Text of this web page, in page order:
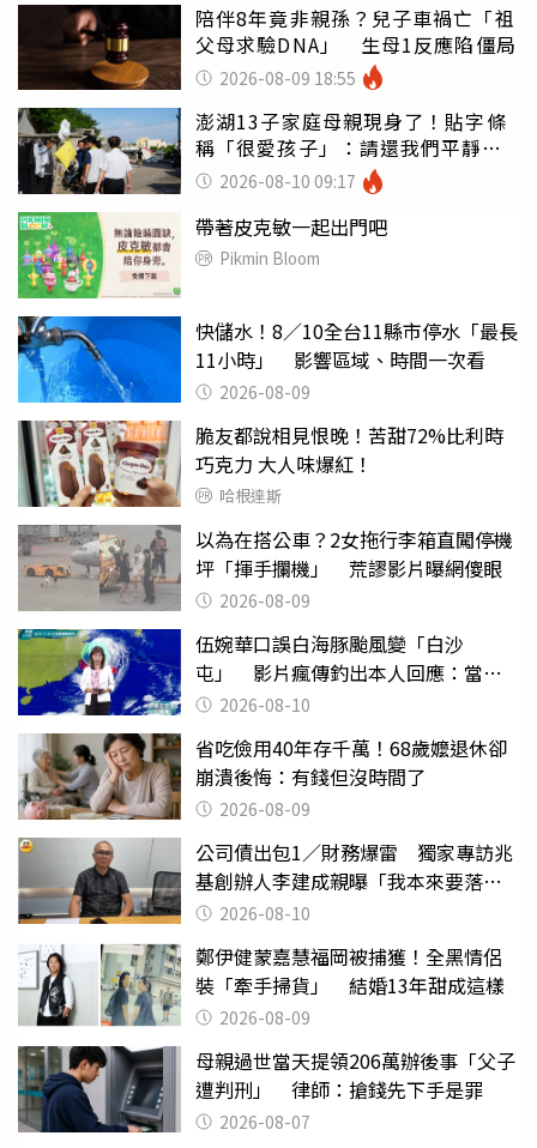
陪伴8年竟非親孫？兒子車禍亡「祖
父母求驗DNA」 生母1反應陷僵局
2026-08-09 18:55
澎湖13子家庭母親現身了！貼字條
稱「很愛孩子」：請還我們平靜生
活 2026-08-10 09:17
帶著皮克敏一起出門吧
Pikmin Bloom
快儲水！8／10全台11縣市停水「最長
11小時」 影響區域、時間一次看
2026-08-09
脆友都說相見恨晚！苦甜72%比利時
巧克力 大人味爆紅！
哈根達斯
以為在搭公車？2女拖行李箱直闖停機
坪「揮手攔機」 荒謬影片曝網傻眼
2026-08-09
伍婉華口誤白海豚颱風變「白沙
屯」 影片瘋傳釣出本人回應：當下
懊惱到現在
2026-08-10
省吃儉用40年存千萬！68歲嬤退休卻
崩潰後悔：有錢但沒時間了
2026-08-09
公司債出包1／財務爆雷 獨家專訪兆
基創辦人李建成親曝「我本來要落
跑」2026-08-10
鄭伊健蒙嘉慧福岡被捕獲！全黑情侶
裝「牽手掃貨」 結婚13年甜成這樣
2026-08-09
母親過世當天提領206萬辦後事「父子
遭判刑」 律師：搶錢先下手是罪
2026-08-07